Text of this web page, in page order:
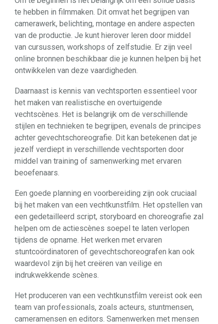
te hebben in filmmaken. Dit omvat het begrijpen van
camerawerk, belichting, montage en andere aspecten
van de productie. Je kunt hierover leren door middel
van cursussen, workshops of zelfstudie. Er zijn veel
online bronnen beschikbaar die je kunnen helpen bij het
ontwikkelen van deze vaardigheden.
Daarnaast is kennis van vechtsporten essentieel voor
het maken van realistische en overtuigende
vechtscènes. Het is belangrijk om de verschillende
stijlen en technieken te begrijpen, evenals de principes
achter gevechtschoreografie. Dit kan betekenen dat je
jezelf verdiept in verschillende vechtsporten door
middel van training of samenwerking met ervaren
beoefenaars.
Een goede planning en voorbereiding zijn ook cruciaal
bij het maken van een vechtkunstfilm. Het opstellen van
een gedetailleerd script, storyboard en choreografie zal
helpen om de actiescènes soepel te laten verlopen
tijdens de opname. Het werken met ervaren
stuntcoördinatoren of gevechtschoreografen kan ook
waardevol zijn bij het creëren van veilige en
indrukwekkende scènes.
Het produceren van een vechtkunstfilm vereist ook een
team van professionals, zoals acteurs, stuntmensen,
cameramensen en editors. Samenwerken met mensen